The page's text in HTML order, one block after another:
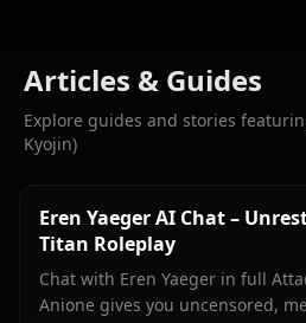
Articles & Guides
Explore guides and stories
Kyojin)
Eren Yaeger AI Chat –
Titan Roleplay
Chat with Eren Yaeger in full
Anione gives you uncensored,